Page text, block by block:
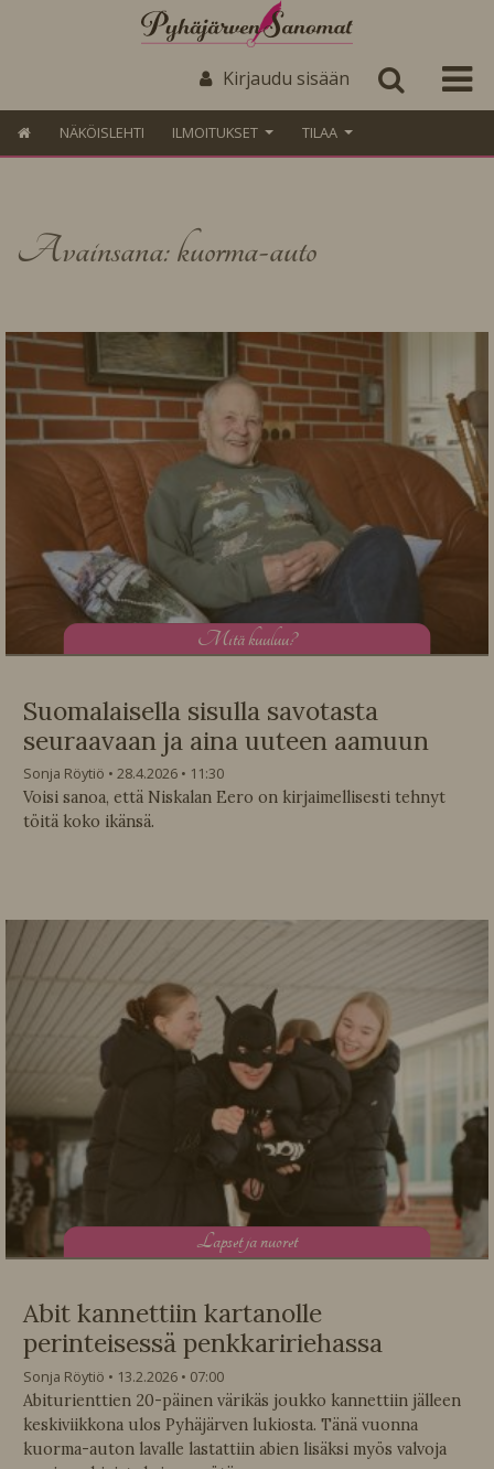
Kirjaudu sisään
NÄKÖISLEHTI ILMOITUKSET TILAA
Avainsana: kuorma-auto
Mitä kuuluu?
Suomalaisella sisulla savotasta
seuraavaan ja aina uuteen aamuun
Sonja Röytiö 28.4.2026
11:30
Voisi sanoa, että Niskalan Eero on kirjaimellisesti tehnyt
töitä koko ikänsä.
Lapset ja nuoret
Abit kannettiin kartanolle
perinteisessä penkkaririehassa
Sonja Röytiö 13.2.2026
07:00
Abiturienttien 20-päinen värikäs joukko kannettiin jälleen
keskiviikkona ulos Pyhäjärven lukiosta. Tänä vuonna
kuorma-auton lavalle lastattiin abien lisäksi myös valvoja